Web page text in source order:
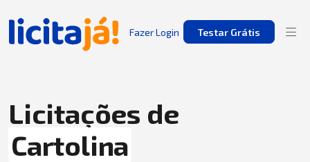
Fazer Login Testar Grátis
Licitações de
Cartolina